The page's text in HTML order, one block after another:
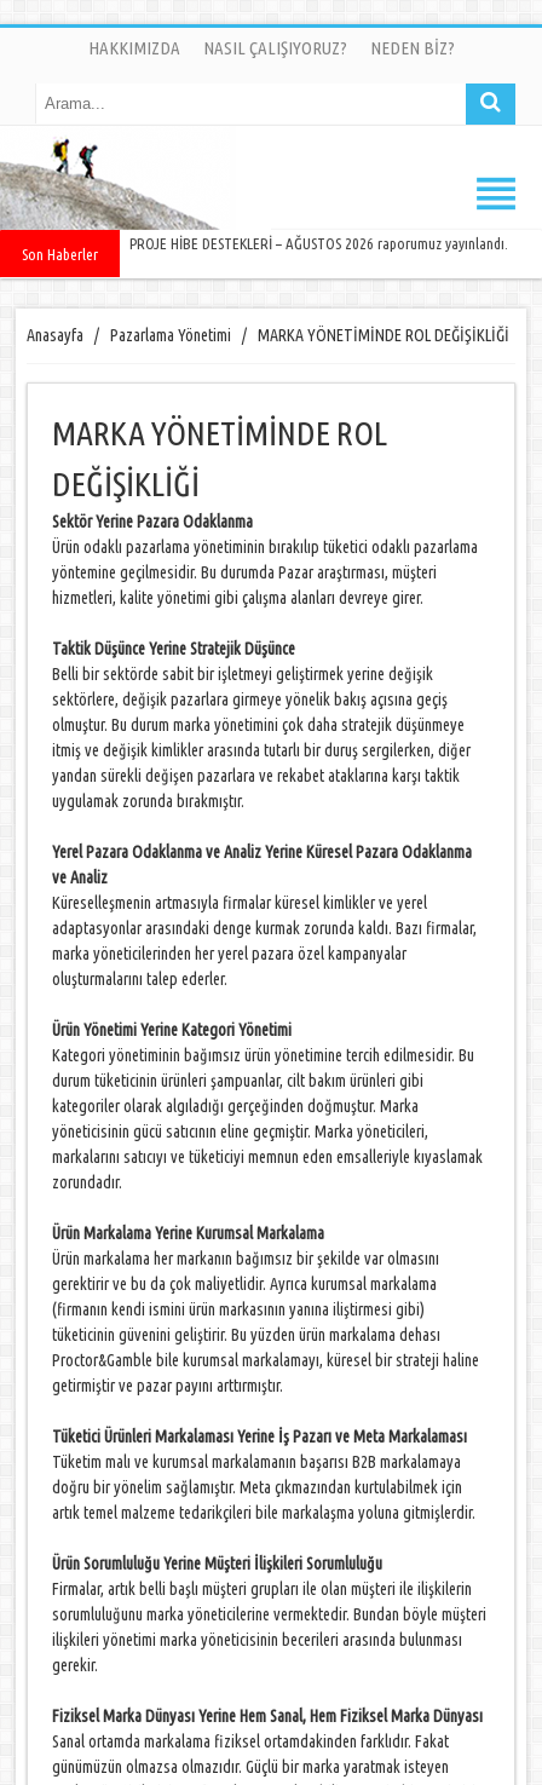
HAKKIMIZDA NASIL ÇALIŞIYORUZ? NEDEN BİZ?
Son Haberler
PROJE HİBE DESTEKLERİ – AĞUSTOS 2026 raporumuz yayınlandı.
Anasayfa / Pazarlama Yönetimi / MARKA YÖNETİMİNDE ROL DEĞİŞİKLİĞİ
MARKA YÖNETİMİNDE ROL
DEĞİŞİKLİĞİ
Sektör Yerine Pazara Odaklanma
Ürün odaklı pazarlama yönetiminin bırakılıp tüketici odaklı pazarlama
yöntemine geçilmesidir. Bu durumda Pazar araştırması, müşteri
hizmetleri, kalite yönetimi gibi çalışma alanları devreye girer.
Taktik Düşünce Yerine Stratejik Düşünce
Belli bir sektörde sabit bir işletmeyi geliştirmek yerine değişik
sektörlere, değişik pazarlara girmeye yönelik bakış açısına geçiş
olmuştur. Bu durum marka yönetimini çok daha stratejik düşünmeye
itmiş ve değişik kimlikler arasında tutarlı bir duruş sergilerken, diğer
yandan sürekli değişen pazarlara ve rekabet ataklarına karşı taktik
uygulamak zorunda bırakmıştır.
Yerel Pazara Odaklanma ve Analiz Yerine Küresel Pazara Odaklanma
ve Analiz
Küreselleşmenin artmasıyla firmalar küresel kimlikler ve yerel
adaptasyonlar arasındaki denge kurmak zorunda kaldı. Bazı firmalar,
marka yöneticilerinden her yerel pazara özel kampanyalar
oluşturmalarını talep ederler.
Ürün Yönetimi Yerine Kategori Yönetimi
Kategori yönetiminin bağımsız ürün yönetimine tercih edilmesidir. Bu
durum tüketicinin ürünleri şampuanlar, cilt bakım ürünleri gibi
kategoriler olarak algıladığı gerçeğinden doğmuştur. Marka
yöneticisinin gücü satıcının eline geçmiştir. Marka yöneticileri,
markalarını satıcıyı ve tüketiciyi memnun eden emsalleriyle kıyaslamak
zorundadır.
Ürün Markalama Yerine Kurumsal Markalama
Ürün markalama her markanın bağımsız bir şekilde var olmasını
gerektirir ve bu da çok maliyetlidir. Ayrıca kurumsal markalama
(firmanın kendi ismini ürün markasının yanına iliştirmesi gibi)
tüketicinin güvenini geliştirir. Bu yüzden ürün markalama dehası
Proctor&Gamble bile kurumsal markalamayı, küresel bir strateji haline
getirmiştir ve pazar payını arttırmıştır.
Tüketici Ürünleri Markalaması Yerine İş Pazarı ve Meta Markalaması
Tüketim malı ve kurumsal markalamanın başarısı B2B markalamaya
doğru bir yönelim sağlamıştır. Meta çıkmazından kurtulabilmek için
artık temel malzeme tedarikçileri bile markalaşma yoluna gitmişlerdir.
Ürün Sorumluluğu Yerine Müşteri İlişkileri Sorumluluğu
Firmalar, artık belli başlı müşteri grupları ile olan müşteri ile ilişkilerin
sorumluluğunu marka yöneticilerine vermektedir. Bundan böyle müşteri
ilişkileri yönetimi marka yöneticisinin becerileri arasında bulunması
gerekir.
Fiziksel Marka Dünyası Yerine Hem Sanal, Hem Fiziksel Marka Dünyası
Sanal ortamda markalama fiziksel ortamdakinden farklıdır. Fakat
günümüzün olmazsa olmazıdır. Güçlü bir marka yaratmak isteyen